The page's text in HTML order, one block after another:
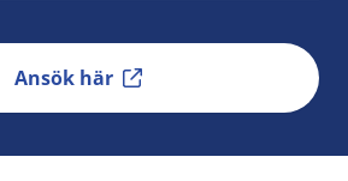
Ansök här